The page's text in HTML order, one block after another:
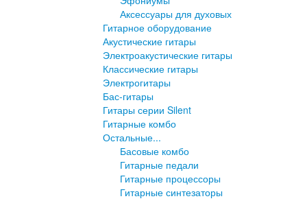
Аксессуары для духовых
Гитарное оборудование
Акустические гитары
Электроакустические гитары
Классические гитары
Электрогитары
Бас-гитары
Гитары серии Silent
Гитарные комбо
Остальные...
Басовые комбо
Гитарные педали
Гитарные процессоры
Гитарные синтезаторы